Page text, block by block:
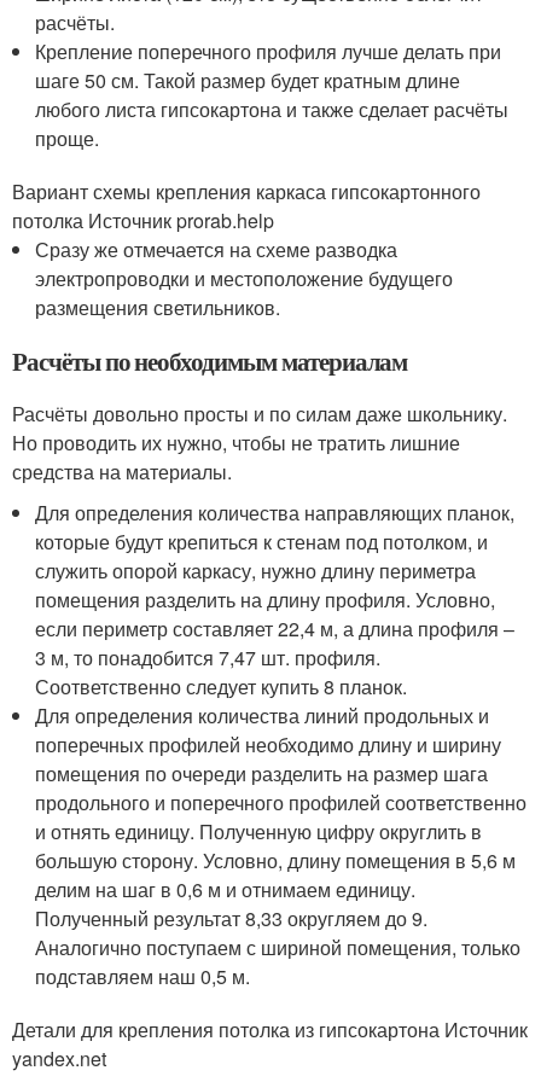
расчёты.
Крепление поперечного профиля лучше делать при
шаге 50 см. Такой размер будет кратным длине
любого листа гипсокартона и также сделает расчёты
проще.
Вариант схемы крепления каркаса гипсокартонного
потолка Источник prorab.help
Сразу же отмечается на схеме разводка
электропроводки и местоположение будущего
размещения светильников.
Расчёты по необходимым материалам
Расчёты довольно просты и по силам даже школьнику.
Но проводить их нужно, чтобы не тратить лишние
средства на материалы.
Для определения количества направляющих планок,
которые будут крепиться к стенам под потолком, и
служить опорой каркасу, нужно длину периметра
помещения разделить на длину профиля. Условно,
если периметр составляет 22,4 м, а длина профиля –
3 м, то понадобится 7,47 шт. профиля.
Соответственно следует купить 8 планок.
Для определения количества линий продольных и
поперечных профилей необходимо длину и ширину
помещения по очереди разделить на размер шага
продольного и поперечного профилей соответственно
и отнять единицу. Полученную цифру округлить в
большую сторону. Условно, длину помещения в 5,6 м
делим на шаг в 0,6 м и отнимаем единицу.
Полученный результат 8,33 округляем до 9.
Аналогично поступаем с шириной помещения, только
подставляем наш 0,5 м.
Детали для крепления потолка из гипсокартона Источник
yandex.net